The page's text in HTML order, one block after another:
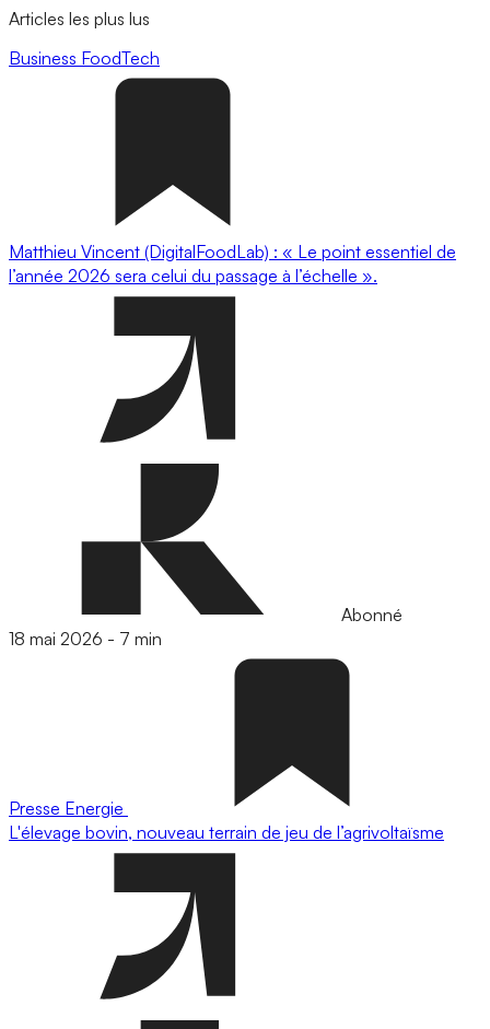
Articles les plus lus
Business FoodTech
Matthieu Vincent (DigitalFoodLab) : « Le point essentiel de
l’année 2026 sera celui du passage à l’échelle ».
Abonné
18 mai 2026 - 7 min
Presse Energie
L'élevage bovin, nouveau terrain de jeu de l’agrivoltaïsme